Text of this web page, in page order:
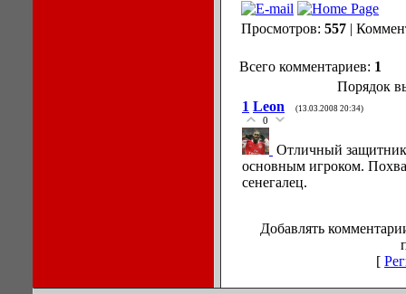
Просмотров: 557 |
Всего комментариев: 1
Порядок
1 Leon (13.03.2008 20:34)
0
Отличный
основным игроком.
сенегалец.
Добавлять
[